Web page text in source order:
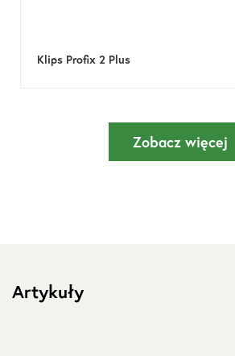
Klips Profix 2 Plus
Zobacz więcej
Artykuły